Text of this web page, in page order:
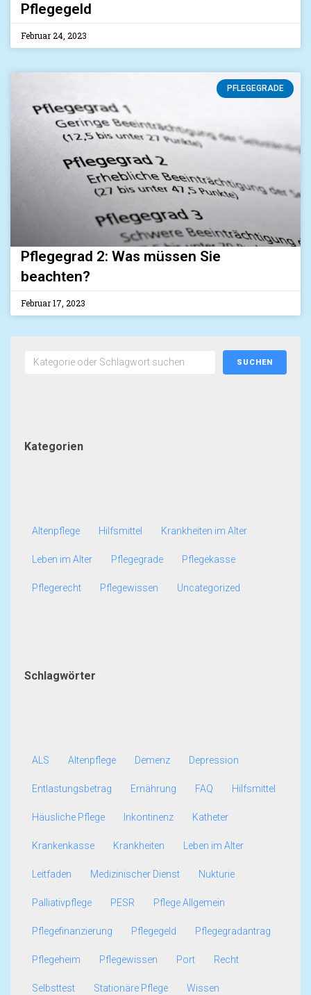
Pflegegeld
Februar 24, 2023
PFLEGEGRADE
Pflegegrad 2: Was müssen Sie
beachten?
Februar 17, 2023
SUCHEN
Kategorien
Altenpflege Hilfsmittel Krankheiten im Alter
Leben im Alter Pflegegrade Pflegekasse
Pflegerecht Pflegewissen Uncategorized
Schlagwörter
ALS Altenpflege Demenz Depression
Entlastungsbetrag Ernährung FAQ Hilfsmittel
Häusliche Pflege Inkontinenz Katheter
Krankenkasse Krankheiten Leben im Alter
Leitfaden Medizinischer Dienst Nukturie
Palliativpflege PESR Pflege Allgemein
Pflegefinanzierung Pflegegeld Pflegegradantrag
Pflegeheim Pflegewissen Port Recht
Selbsttest Stationäre Pflege Wissen